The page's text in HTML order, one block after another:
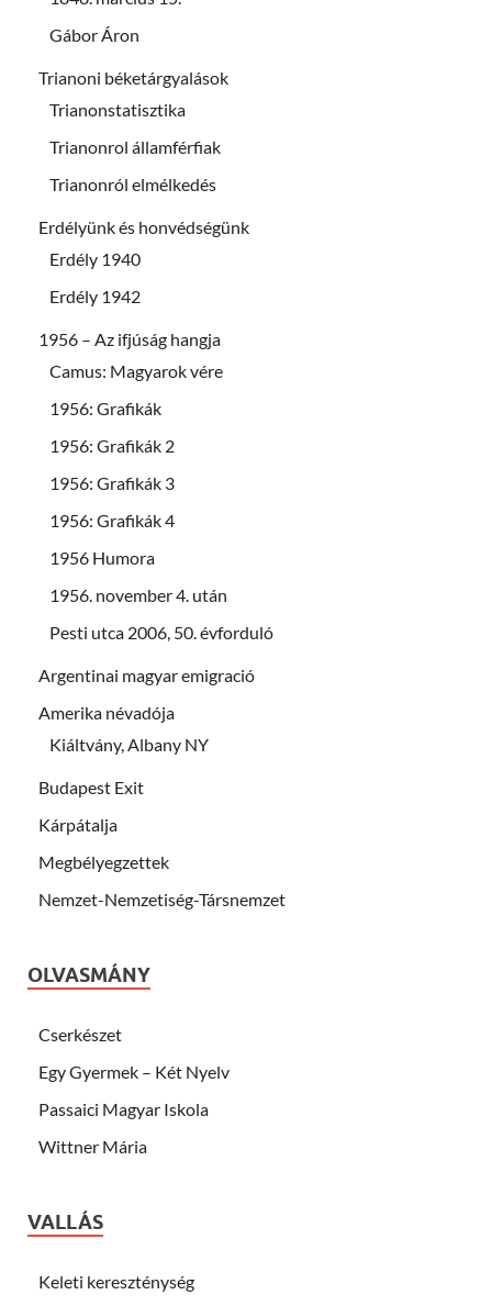
Gábor Áron
Trianoni béketárgyalások
Trianonstatisztika
Trianonrol államférfiak
Trianonról elmélkedés
Erdélyünk és honvédségünk
Erdély 1940
Erdély 1942
1956 – Az ifjúság hangja
Camus: Magyarok vére
1956: Grafikák
1956: Grafikák 2
1956: Grafikák 3
1956: Grafikák 4
1956 Humora
1956. november 4. után
Pesti utca 2006, 50. évforduló
Argentinai magyar emigració
Amerika névadója
Kiáltvány, Albany NY
Budapest Exit
Kárpátalja
Megbélyegzettek
Nemzet-Nemzetiség-Társnemzet
OLVASMÁNY
Cserkészet
Egy Gyermek – Két Nyelv
Passaici Magyar Iskola
Wittner Mária
VALLÁS
Keleti kereszténység